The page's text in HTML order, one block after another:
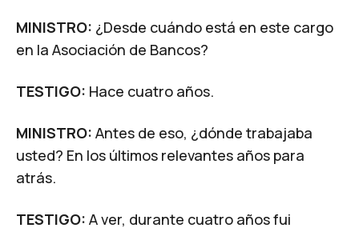
MINISTRO: ¿Desde cuándo está en este cargo
en la Asociación de Bancos?
TESTIGO: Hace cuatro años.
MINISTRO: Antes de eso, ¿dónde trabajaba
usted? En los últimos relevantes años para
atrás.
TESTIGO: A ver, durante cuatro años fui